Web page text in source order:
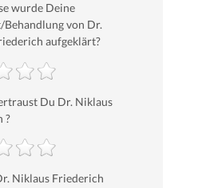
wurde Deine
von Dr.
aufgeklärt?
Du Dr. Niklaus
?
Niklaus Friederich